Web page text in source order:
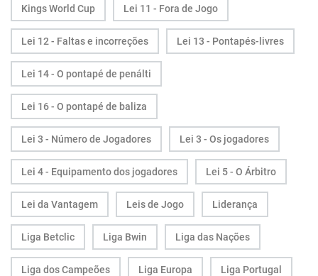
Kings World Cup Lei 11 - Fora de Jogo
Lei 12 - Faltas e incorreções Lei 13 - Pontapés-livres
Lei 14 - O pontapé de penálti
Lei 16 - O pontapé de baliza
Lei 3 - Número de Jogadores Lei 3 - Os jogadores
Lei 4 - Equipamento dos jogadores Lei 5 - O Árbitro
Lei da Vantagem Leis de Jogo Liderança
Liga Betclic Liga Bwin Liga das Nações
Liga dos Campeões Liga Europa Liga Portugal